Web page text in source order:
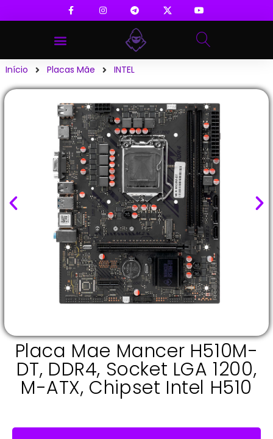
Início Placas Mãe INTEL
Placa Mae Mancer H510M-
DT, DDR4, Socket LGA 1200,
M-ATX, Chipset Intel H510